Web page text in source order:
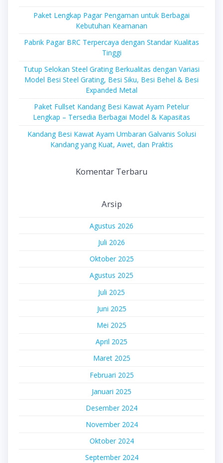
Paket Lengkap Pagar Pengaman untuk Berbagai
Kebutuhan Keamanan
Pabrik Pagar BRC Terpercaya dengan Standar Kualitas
Tinggi
Tutup Selokan Steel Grating Berkualitas dengan Variasi
Model Besi Steel Grating, Besi Siku, Besi Behel & Besi
Expanded Metal
Paket Fullset Kandang Besi Kawat Ayam Petelur
Lengkap – Tersedia Berbagai Model & Kapasitas
Kandang Besi Kawat Ayam Umbaran Galvanis Solusi
Kandang yang Kuat, Awet, dan Praktis
Komentar Terbaru
Arsip
Agustus 2026
Juli 2026
Oktober 2025
Agustus 2025
Juli 2025
Juni 2025
Mei 2025
April 2025
Maret 2025
Februari 2025
Januari 2025
Desember 2024
November 2024
Oktober 2024
September 2024